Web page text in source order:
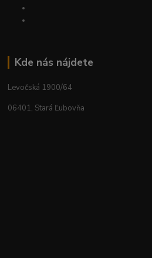
Kde nás nájdete
Levočská 1900/64
06401, Stará Ľubovňa